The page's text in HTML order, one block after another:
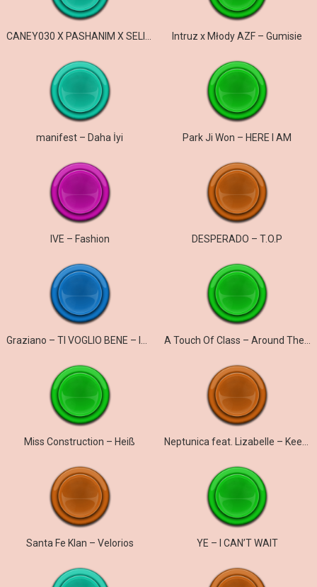
Intruz x Młody AZF – Gumisie
manifest – Daha İyi Park Ji Won – HERE I AM
IVE – Fashion DESPERADO – T.O.P
Miss Construction – Heiß
Santa Fe Klan – Velorios YE – I CAN’T WAIT